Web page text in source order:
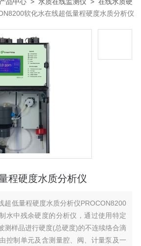
软化水在线超低量程硬度水质分析仪
程硬度水质分析仪
超低量程硬度水质分析仪PROCON8200
水中残余硬度的分析仪，通过使用特定
测样品进行硬度(总硬度)的不连续络合滴
控制单元及含测量腔、阀、计量泵及一